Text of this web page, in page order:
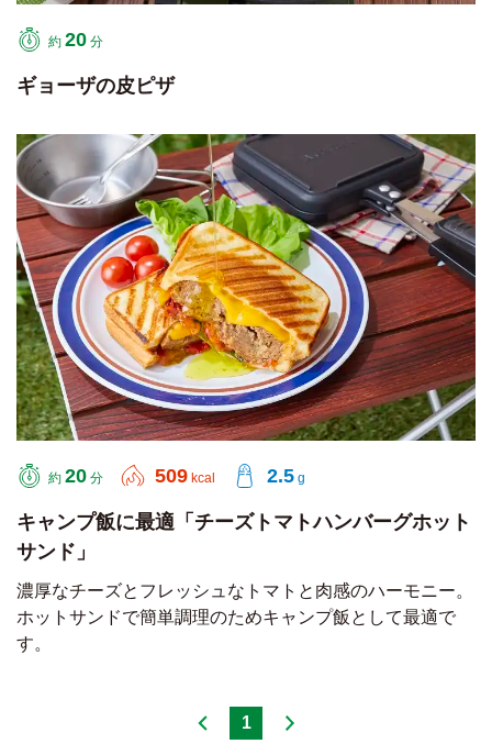
約 20 分
ギョーザの皮ピザ
約 20 分 509 kcal 2.5 g
キャンプ飯に最適「チーズトマトハンバーグホット
サンド」
濃厚なチーズとフレッシュなトマトと肉感のハーモニー。
ホットサンドで簡単調理のためキャンプ飯として最適で
す。
1